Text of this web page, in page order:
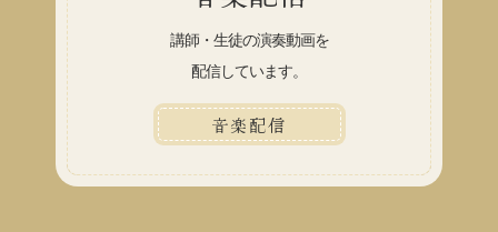
講師・生徒の演奏動画を
配信しています。
音楽配信